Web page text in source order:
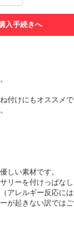
入手続きへ
付けにもオススメ
しい素材です。
リーを付けっぱな
アレルギー反応には
が起きない訳ではご